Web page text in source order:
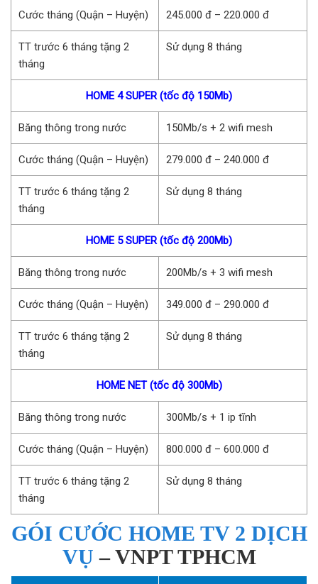
Cước tháng (Quận – Huyện) 245.000 đ – 220.000 đ
TT trước 6 tháng tặng 2
tháng
Sử dụng 8 tháng
HOME 4 SUPER (tốc độ 150Mb)
Băng thông trong nước 150Mb/s + 2 wifi mesh
Cước tháng (Quận – Huyện) 279.000 đ – 240.000 đ
TT trước 6 tháng tặng 2
tháng
Sử dụng 8 tháng
HOME 5 SUPER (tốc độ 200Mb)
Băng thông trong nước 200Mb/s + 3 wifi mesh
Cước tháng (Quận – Huyện) 349.000 đ – 290.000 đ
TT trước 6 tháng tặng 2
tháng
Sử dụng 8 tháng
HOME NET (tốc độ 300Mb)
Băng thông trong nước 300Mb/s + 1 ip tĩnh
Cước tháng (Quận – Huyện) 800.000 đ – 600.000 đ
TT trước 6 tháng tặng 2
tháng
Sử dụng 8 tháng
GÓI CƯỚC HOME TV 2 DỊCH
VỤ – VNPT TPHCM